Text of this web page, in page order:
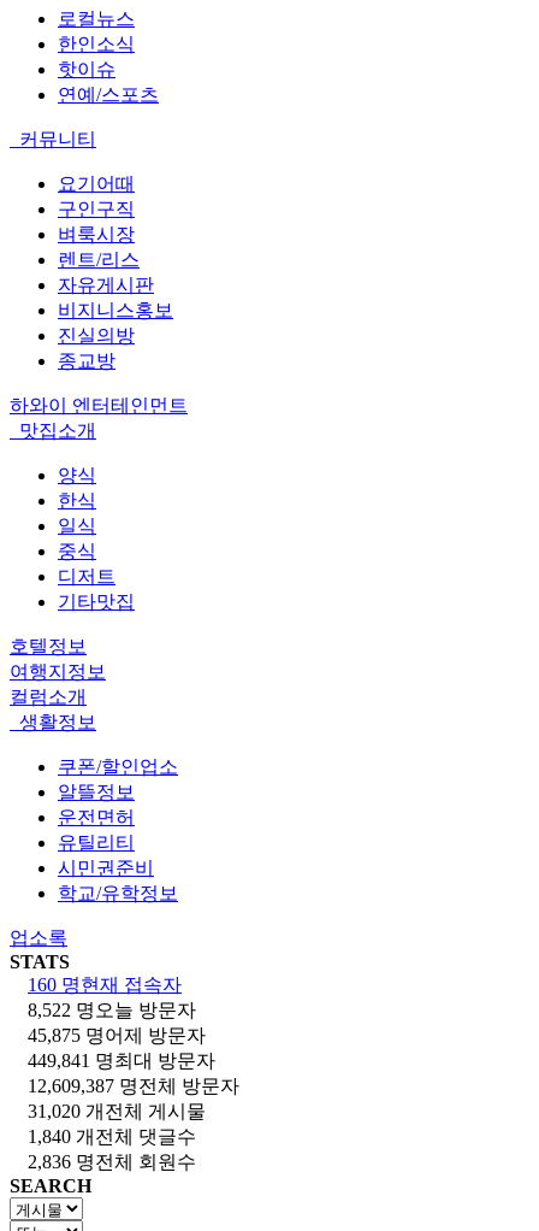
로컬뉴스
한인소식
핫이슈
연예/스포츠
커뮤니티
요기어때
구인구직
벼룩시장
렌트/리스
자유게시판
비지니스홍보
진실의방
종교방
하와이 엔터테인먼트
맛집소개
양식
한식
일식
중식
디저트
기타맛집
호텔정보
여행지정보
컬럼소개
생활정보
쿠폰/할인업소
알뜰정보
운전면허
유틸리티
시민권준비
학교/유학정보
업소록
STATS
160 명현재 접속자
8,522 명 오늘 방문자
45,875 명어제 방문자
449,841 명최대 방문자
12,609,387 명전체 방문자
31,020 개 전체 게시물
1,840 개 전체 댓글수
2,836 명전체 회원수
SEARCH